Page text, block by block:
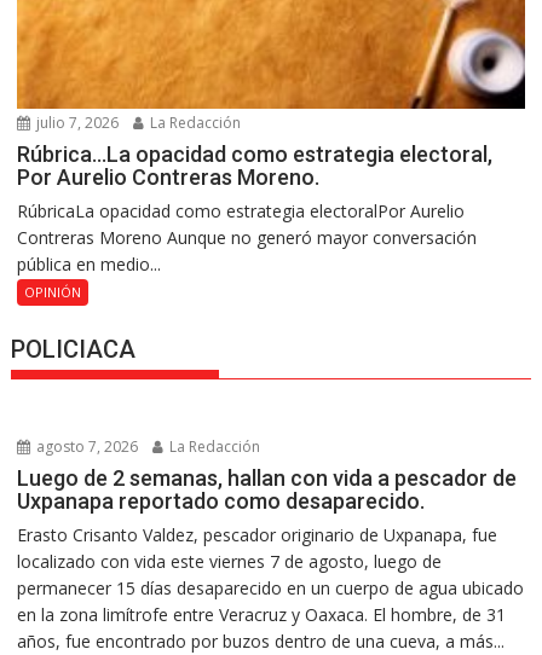
julio 7, 2026 La Redacción
Rúbrica…La opacidad como estrategia electoral,
Por Aurelio Contreras Moreno.
RúbricaLa opacidad como estrategia electoralPor Aurelio
Contreras Moreno Aunque no generó mayor conversación
pública en medio...
OPINIÓN
POLICIACA
agosto 7, 2026 La Redacción
Luego de 2 semanas, hallan con vida a pescador de
Uxpanapa reportado como desaparecido.
Erasto Crisanto Valdez, pescador originario de Uxpanapa, fue
localizado con vida este viernes 7 de agosto, luego de
permanecer 15 días desaparecido en un cuerpo de agua ubicado
en la zona limítrofe entre Veracruz y Oaxaca. El hombre, de 31
años, fue encontrado por buzos dentro de una cueva, a más...